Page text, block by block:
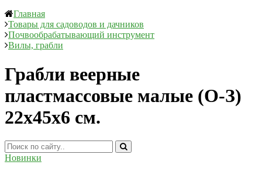
Главная
Товары для садоводов и дачников
Почвообрабатывающий инструмент
Вилы, грабли
Грабли веерные
пластмассовые малые (О-З)
22х45х6 см.
Новинки